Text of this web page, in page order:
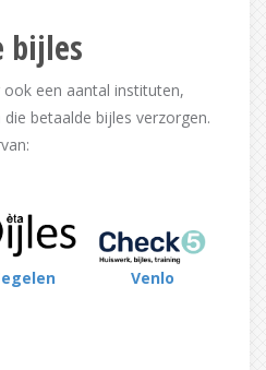
bijles
een aantal instituten,
betaalde bijles verzorgen.
Venlo